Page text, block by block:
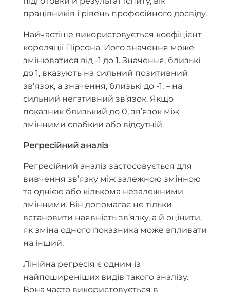
працівників і рівень професійного досвіду.
Найчастіше використовується коефіцієнт
кореляції Пірсона. Його значення може
змінюватися від -1 до 1. Значення, близькі
до 1, вказують на сильний позитивний
зв’язок, а значення, близькі до -1, – на
сильний негативний зв’язок. Якщо
показник близький до 0, зв’язок між
змінними слабкий або відсутній.
Регресійний аналіз
Регресійний аналіз застосовується для
вивчення зв’язку між залежною змінною
та однією або кількома незалежними
змінними. Він допомагає не тільки
встановити наявність зв’язку, а й оцінити,
як зміна одного показника може впливати
на інший.
Лінійна регресія є одним із
найпоширеніших видів такого аналізу.
Вона часто використовується в